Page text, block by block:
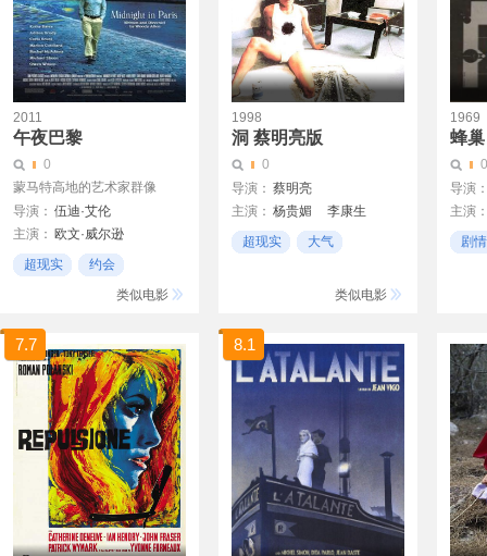
2011
午夜巴黎
0
蒙马特高地的艺术家群像
导演： 伍迪·艾伦
主演： 欧文·威尔逊
玛丽昂·歌迪亚
凯西·贝茨
寇瑞·斯托尔
超现实
约会
类似电影
1998
洞 蔡明亮版
0
导演： 蔡明亮
主演： 杨贵媚
李康生
苗天超现实
大气
类似电影
1969
蜂巢
0
导演
主演
帕尔·
剧情
7.7 8.1